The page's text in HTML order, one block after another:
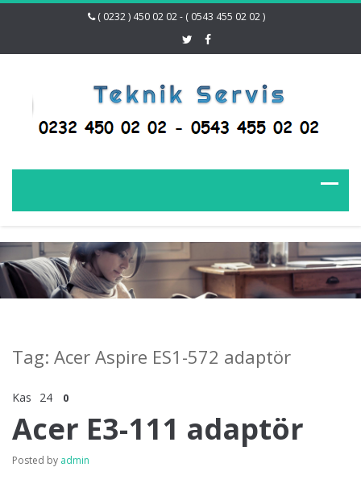
( 0232 ) 450 02 02 - ( 0543 455 02 02 )
Tag: Acer Aspire ES1-572 adaptör
Kas 24 0
Acer E3-111 adaptör
Posted by admin